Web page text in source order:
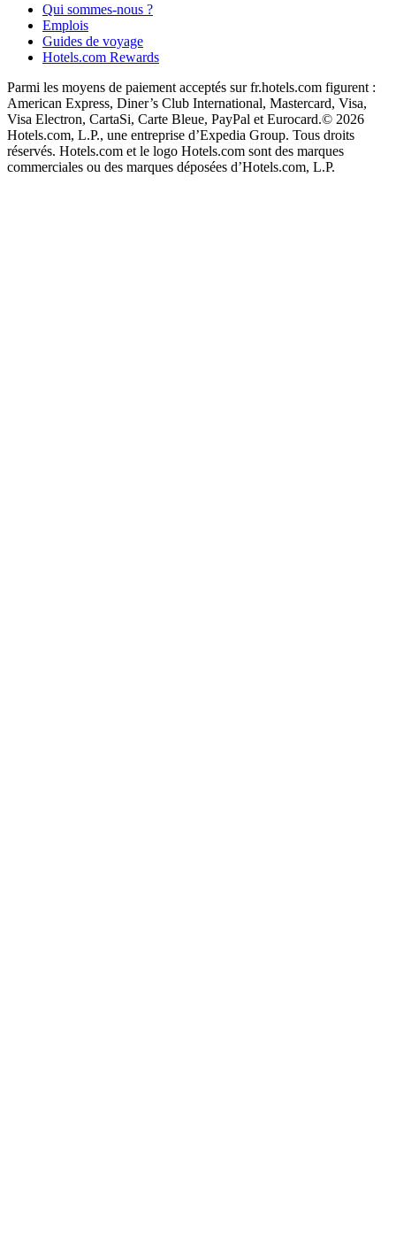
Qui sommes-nous ?
Emplois
Guides de voyage
Hotels.com Rewards
Parmi les moyens de paiement acceptés sur fr.hotels.com figurent :
American Express, Diner’s Club International, Mastercard, Visa,
Visa Electron, CartaSi, Carte Bleue, PayPal et Eurocard.© 2026
Hotels.com, L.P., une entreprise d’Expedia Group. Tous droits
réservés. Hotels.com et le logo Hotels.com sont des marques
commerciales ou des marques déposées d’Hotels.com, L.P.